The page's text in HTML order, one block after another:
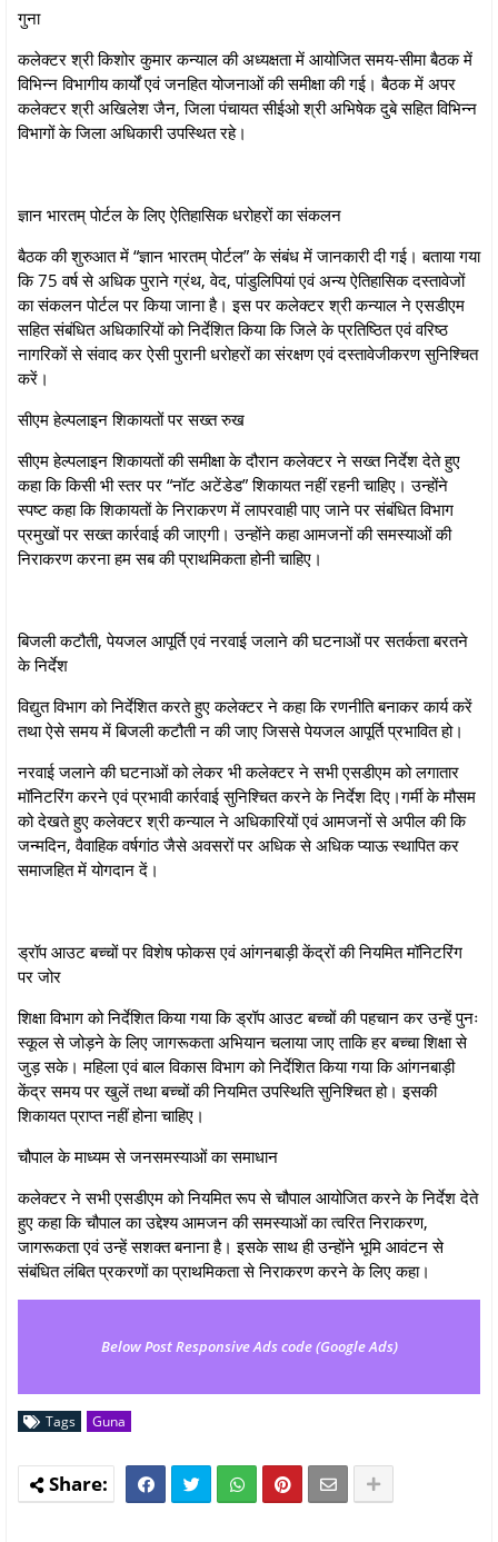
गुना
कलेक्टर श्री किशोर कुमार कन्याल की अध्यक्षता में आयोजित समय-सीमा बैठक में
विभिन्न विभागीय कार्यों एवं जनहित योजनाओं की समीक्षा की गई। बैठक में अपर
कलेक्टर श्री अखिलेश जैन, जिला पंचायत सीईओ श्री अभिषेक दुबे सहित विभिन्न
विभागों के जिला अधिकारी उपस्थित रहे।
ज्ञान भारतम् पोर्टल के लिए ऐतिहासिक धरोहरों का संकलन
बैठक की शुरुआत में “ज्ञान भारतम् पोर्टल” के संबंध में जानकारी दी गई। बताया गया
कि 75 वर्ष से अधिक पुराने ग्रंथ, वेद, पांडुलिपियां एवं अन्य ऐतिहासिक दस्तावेजों
का संकलन पोर्टल पर किया जाना है। इस पर कलेक्टर श्री कन्याल ने एसडीएम
सहित संबंधित अधिकारियों को निर्देशित किया कि जिले के प्रतिष्ठित एवं वरिष्ठ
नागरिकों से संवाद कर ऐसी पुरानी धरोहरों का संरक्षण एवं दस्तावेजीकरण सुनिश्चित
करें।
सीएम हेल्पलाइन शिकायतों पर सख्त रुख
सीएम हेल्पलाइन शिकायतों की समीक्षा के दौरान कलेक्टर ने सख्त निर्देश देते हुए
कहा कि किसी भी स्तर पर “नॉट अटेंडेड” शिकायत नहीं रहनी चाहिए। उन्होंने
स्पष्ट कहा कि शिकायतों के निराकरण में लापरवाही पाए जाने पर संबंधित विभाग
प्रमुखों पर सख्त कार्रवाई की जाएगी। उन्होंने कहा आमजनों की समस्याओं की
निराकरण करना हम सब की प्राथमिकता होनी चाहिए।
बिजली कटौती, पेयजल आपूर्ति एवं नरवाई जलाने की घटनाओं पर सतर्कता बरतने
के निर्देश
विद्युत विभाग को निर्देशित करते हुए कलेक्टर ने कहा कि रणनीति बनाकर कार्य करें
तथा ऐसे समय में बिजली कटौती न की जाए जिससे पेयजल आपूर्ति प्रभावित हो।
नरवाई जलाने की घटनाओं को लेकर भी कलेक्टर ने सभी एसडीएम को लगातार
मॉनिटरिंग करने एवं प्रभावी कार्रवाई सुनिश्चित करने के निर्देश दिए।गर्मी के मौसम
को देखते हुए कलेक्टर श्री कन्याल ने अधिकारियों एवं आमजनों से अपील की कि
जन्मदिन, वैवाहिक वर्षगांठ जैसे अवसरों पर अधिक से अधिक प्याऊ स्थापित कर
समाजहित में योगदान दें।
ड्रॉप आउट बच्चों पर विशेष फोकस एवं आंगनबाड़ी केंद्रों की नियमित मॉनिटरिंग
पर जोर
शिक्षा विभाग को निर्देशित किया गया कि ड्रॉप आउट बच्चों की पहचान कर उन्हें पुनः
स्कूल से जोड़ने के लिए जागरूकता अभियान चलाया जाए ताकि हर बच्चा शिक्षा से
जुड़ सके। महिला एवं बाल विकास विभाग को निर्देशित किया गया कि आंगनबाड़ी
केंद्र समय पर खुलें तथा बच्चों की नियमित उपस्थिति सुनिश्चित हो। इसकी
शिकायत प्राप्त नहीं होना चाहिए।
चौपाल के माध्यम से जनसमस्याओं का समाधान
कलेक्टर ने सभी एसडीएम को नियमित रूप से चौपाल आयोजित करने के निर्देश देते
हुए कहा कि चौपाल का उद्देश्य आमजन की समस्याओं का त्वरित निराकरण,
जागरूकता एवं उन्हें सशक्त बनाना है। इसके साथ ही उन्होंने भूमि आवंटन से
संबंधित लंबित प्रकरणों का प्राथमिकता से निराकरण करने के लिए कहा।
Below Post Responsive Ads code (Google Ads)
Tags Guna